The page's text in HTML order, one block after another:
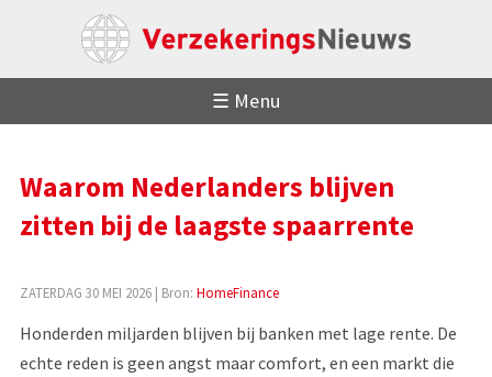
☰ Menu
Waarom Nederlanders blijven
zitten bij de laagste spaarrente
ZATERDAG 30 MEI 2026| Bron: HomeFinance
Honderden miljarden blijven bij banken met lage rente. De
echte reden is geen angst maar comfort, en een markt die